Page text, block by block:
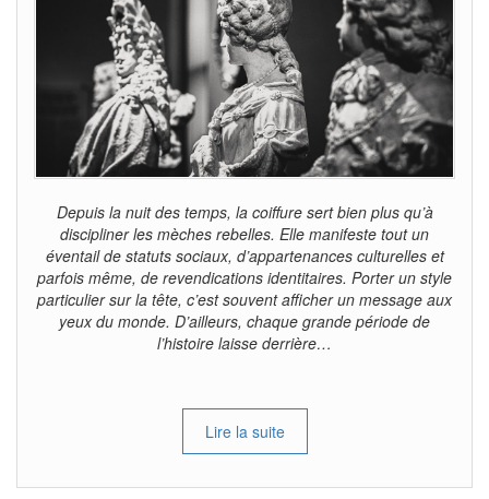
Depuis la nuit des temps, la coiffure sert bien plus qu’à
discipliner les mèches rebelles. Elle manifeste tout un
éventail de statuts sociaux, d’appartenances culturelles et
parfois même, de revendications identitaires. Porter un style
particulier sur la tête, c’est souvent afficher un message aux
yeux du monde. D’ailleurs, chaque grande période de
l’histoire laisse derrière…
Lire la suite